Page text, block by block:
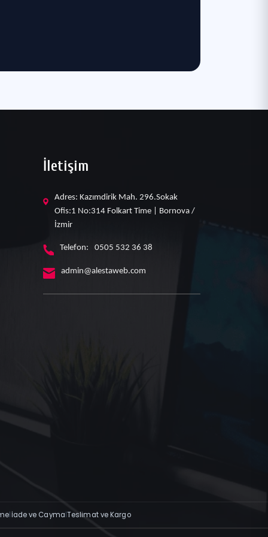
İletişim
Adres: Kazımdirik Mah. 296.Sokak
Ofis:1 No:314 Folkart Time | Bornova /
İzmir
Telefon: 0505 532 36 38
admin@alestaweb.com
| İade ve Cayma|Teslimat ve Kargo